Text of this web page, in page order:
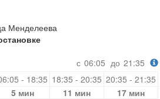
Менделеева
с 06:05 до 21:35
- 18:35 18:35 - 20:35 20:35 - 21:35
5 мин
11 мин 17 мин